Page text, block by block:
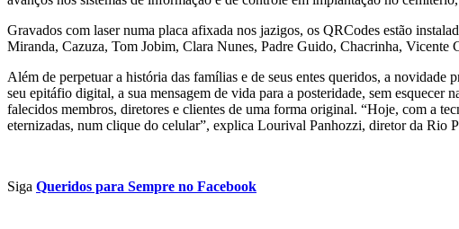
Gravados com laser numa placa afixada nos jazigos, os QRCodes estão
Miranda, Cazuza, Tom Jobim, Clara Nunes, Padre Guido, Chacrinha,
Além de perpetuar a história das famílias e de seus entes queridos, a
seu epitáfio digital, a sua mensagem de vida para a posteridade, sem esquecer
falecidos membros, diretores e clientes de uma forma original. “Hoje, com a
eternizadas, num clique do celular”, explica Lourival Panhozzi, diretor da Rio
Siga Queridos para Sempre no Facebook